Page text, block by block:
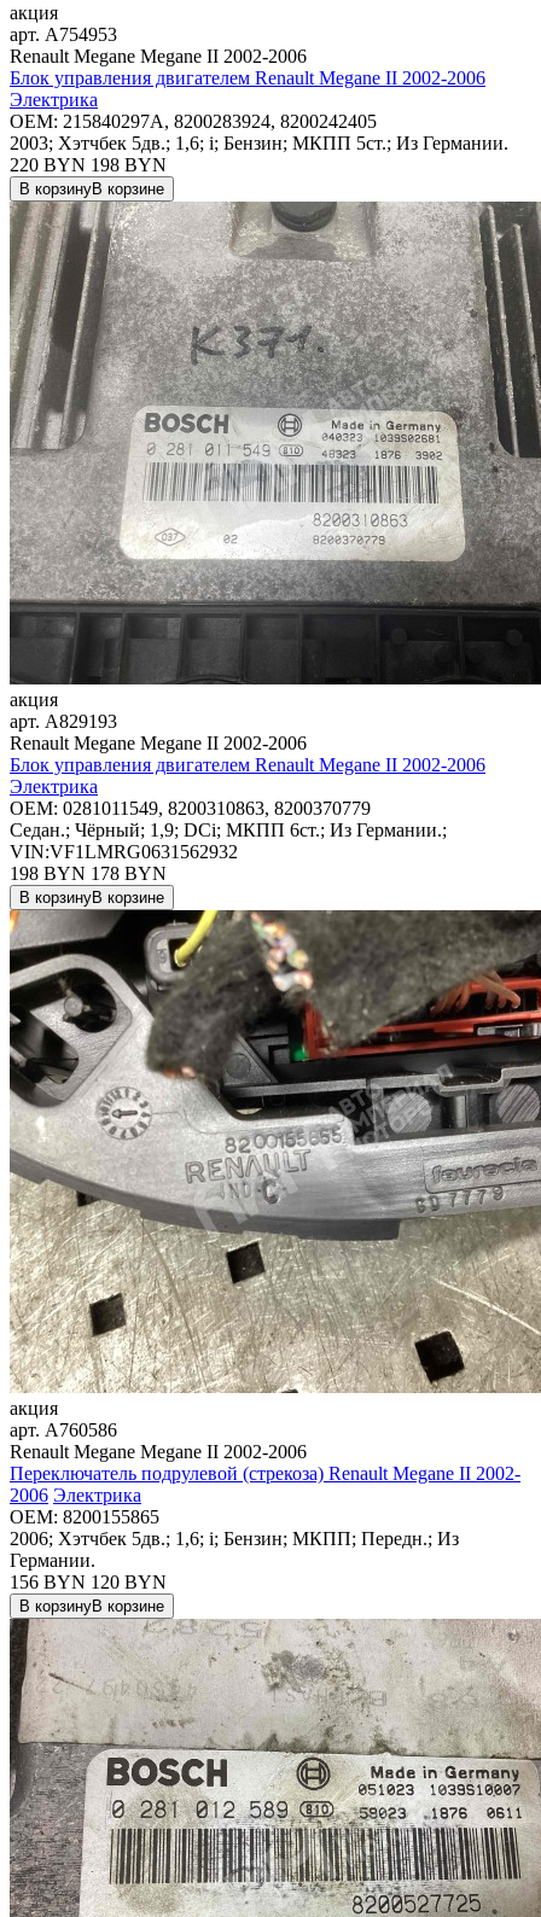
акция
арт. A754953
Renault Megane Megane II 2002-2006
Блок управления двигателем Renault Megane II 2002-2006
Электрика
OEM: 215840297A, 8200283924, 8200242405
2003; Хэтчбек 5дв.; 1,6; i; Бензин; МКПП 5ст.; Из Германии.
220 BYN 198 BYN
В корзинуВ корзине
акция
арт. A829193
Renault Megane Megane II 2002-2006
Блок управления двигателем Renault Megane II 2002-2006
Электрика
OEM: 0281011549, 8200310863, 8200370779
Седан.; Чёрный; 1,9; DCi; МКПП 6ст.; Из Германии.;
VIN:VF1LMRG0631562932
198 BYN 178 BYN
В корзинуВ корзине
акция
арт. A760586
Renault Megane Megane II 2002-2006
Переключатель подрулевой (стрекоза) Renault Megane II 2002-
2006 Электрика
OEM: 8200155865
2006; Хэтчбек 5дв.; 1,6; i; Бензин; МКПП; Передн.; Из
Германии.
156 BYN 120 BYN
В корзинуВ корзине